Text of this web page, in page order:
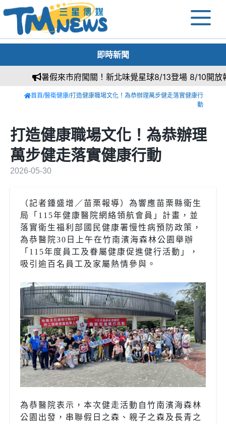
即時新聞
暑假來市府闖關！新北味覺星球8/13登場 8/10開放報名
首頁/醫衛健康/打造健康職場文化！為恭辦理萬步健走落實健康行
動
打造健康職場文化！為恭辦理
萬步健走落實健康行動
2026-05-30
（記者鍾盛增／苗栗報導）為響應苗栗縣衛生
局「 115年健康醫院網絡領航會員」計畫，並
落實衛生福利部國民健康署慢性病預防政策，
為恭醫院30 日上午在竹南濱海森林公園舉辦
「 115年度員工及眷屬健康促進健行活動」，
吸引逾百名員工及家屬熱情參與。
為恭醫院表示，本次健走活動自竹南濱海森林
公園出發，串聯假日之森、親子之森及長青之